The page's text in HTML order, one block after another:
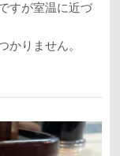
すが室温に近づ
かりません。